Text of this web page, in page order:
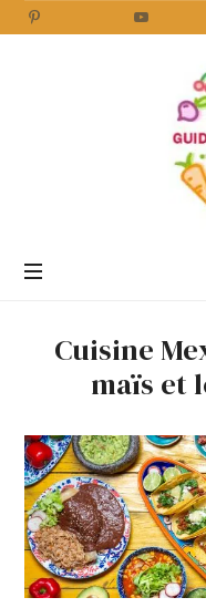
www.guidedesaliments.com
Cuisine
maïs et